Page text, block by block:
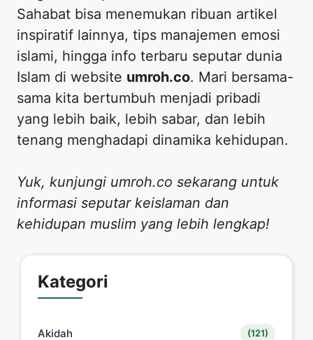
Sahabat bisa menemukan ribuan artikel
inspiratif lainnya, tips manajemen emosi
islami, hingga info terbaru seputar dunia
Islam di website umroh.co. Mari bersama-
sama kita bertumbuh menjadi pribadi
yang lebih baik, lebih sabar, dan lebih
tenang menghadapi dinamika kehidupan.
Yuk, kunjungi umroh.co sekarang untuk
informasi seputar keislaman dan
kehidupan muslim yang lebih lengkap!
Kategori
Akidah (121)